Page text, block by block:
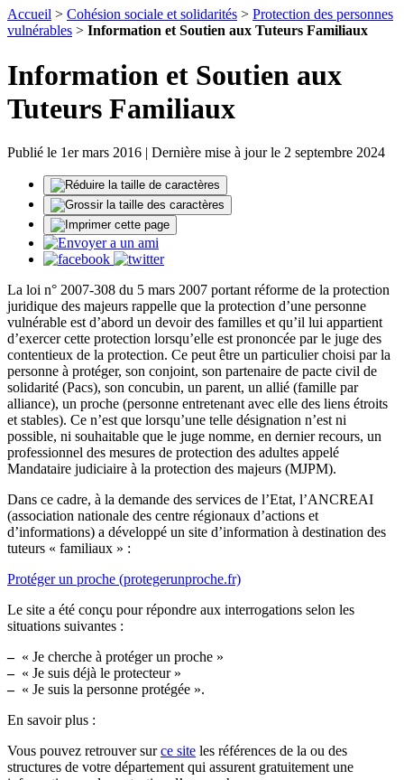
Accueil > Cohésion sociale et solidarités > Protection des personnes
vulnérables > Information et Soutien aux Tuteurs Familiaux
Information et Soutien aux
Tuteurs Familiaux
Publié le 1er mars 2016 | Dernière mise à jour le 2 septembre 2024
La loi n° 2007-308 du 5 mars 2007 portant réforme de la protection
juridique des majeurs rappelle que la protection d’une personne
vulnérable est d’abord un devoir des familles et qu’il lui appartient
d’exercer cette protection lorsqu’elle est prononcée par le juge des
contentieux de la protection. Ce peut être un particulier choisi par la
personne à protéger, son conjoint, son partenaire de pacte civil de
solidarité (Pacs), son concubin, un parent, un allié (famille par
alliance), un proche (personne entretenant avec elle des liens étroits
et stables). Ce n’est que lorsqu’une telle désignation n’est ni
possible, ni souhaitable que le juge nomme, en dernier recours, un
professionnel des mesures de protection des adultes appelé
Mandataire judiciaire à la protection des majeurs (MJPM).
Dans ce cadre, à la demande des services de l’Etat, l’ANCREAI
(association nationale des centre régionaux d’actions et
d’informations) a développé un site d’information à destination des
tuteurs « familiaux » :
Protéger un proche (protegerunproche.fr)
Le site a été conçu pour répondre aux interrogations selon les
situations suivantes :
–« Je cherche à protéger un proche »
–« Je suis déjà le protecteur »
–« Je suis la personne protégée ».
En savoir plus :
Vous pouvez retrouver surce site les références de la ou des
structures de votre département qui assurent gratuitement une